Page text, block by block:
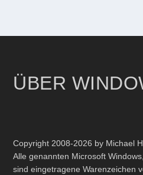
ÜBER
Copyright 2008-2026 by Michael
Alle genannten Microsoft
sind eingetragene Warenzeichen